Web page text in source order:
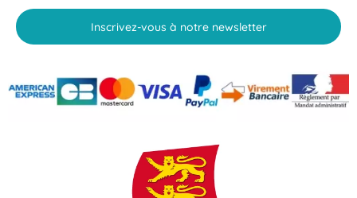
Inscrivez-vous à notre newsletter